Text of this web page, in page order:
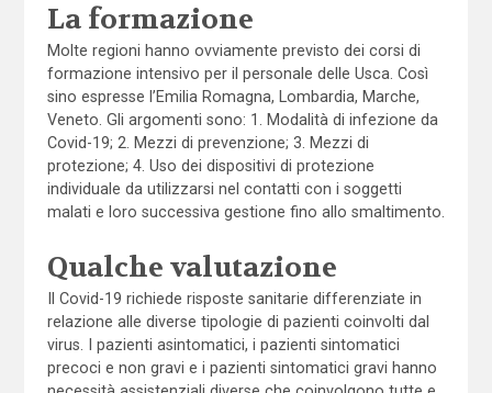
La formazione
Molte regioni hanno ovviamente previsto dei corsi di
formazione intensivo per il personale delle Usca. Così
sino espresse l’Emilia Romagna, Lombardia, Marche,
Veneto. Gli argomenti sono: 1. Modalità di infezione da
Covid-19; 2. Mezzi di prevenzione; 3. Mezzi di
protezione; 4. Uso dei dispositivi di protezione
individuale da utilizzarsi nel contatti con i soggetti
malati e loro successiva gestione fino allo smaltimento.
Qualche valutazione
Il Covid-19 richiede risposte sanitarie differenziate in
relazione alle diverse tipologie di pazienti coinvolti dal
virus. I pazienti asintomatici, i pazienti sintomatici
precoci e non gravi e i pazienti sintomatici gravi hanno